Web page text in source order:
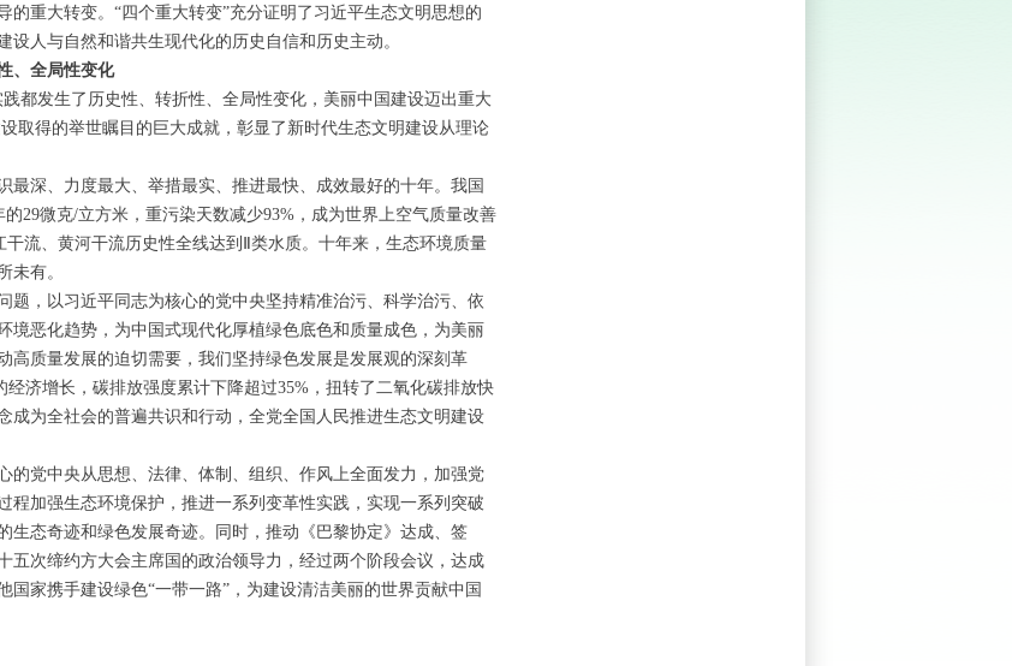
重大转变。“四个重大转变”充分证明了习近平生态文明思想的
人与自然和谐共生现代化的历史自信和历史主动。
、全局性变化
发生了历史性、转折性、全局性变化，美丽中国建设迈出重大
取得的举世瞩目的巨大成就，彰显了新时代生态文明建设从理论
深、力度最大、举措最实、推进最快、成效最好的十年。我国
29微克/立方米，重污染天数减少93%，成为世界上空气质量改善
流、黄河干流历史性全线达到Ⅱ类水质。十年来，生态环境质量
未有。
，以习近平同志为核心的党中央坚持精准治污、科学治污、依
境恶化趋势，为中国式现代化厚植绿色底色和质量成色，为美丽
高质量发展的迫切需要，我们坚持绿色发展是发展观的深刻革
济增长，碳排放强度累计下降超过35%，扭转了二氧化碳排放快
成为全社会的普遍共识和行动，全党全国人民推进生态文明建设
党中央从思想、法律、体制、组织、作风上全面发力，加强党
程加强生态环境保护，推进一系列变革性实践，实现一系列突破
生态奇迹和绿色发展奇迹。同时，推动《巴黎协定》达成、签
五次缔约方大会主席国的政治领导力，经过两个阶段会议，达成
家携手建设绿色“一带一路”，为建设清洁美丽的世界贡献中国